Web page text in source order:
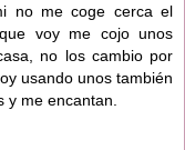
no me coge cerca el
voy me cojo unos
no los cambio por
usando unos también
me encantan.